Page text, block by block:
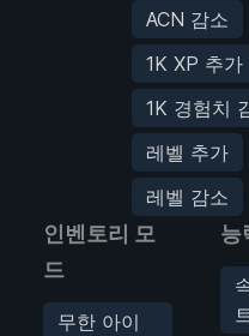
ACN 감소
1K XP 추가
1K 경험치
레벨 추가
레벨 감소
인벤토리 모
드
무한 아이
능